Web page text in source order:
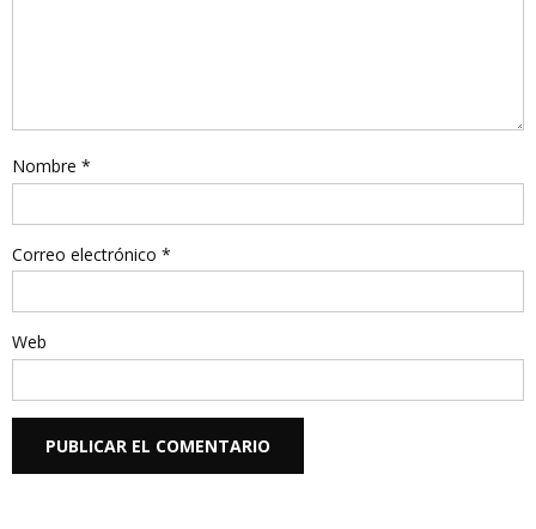
Nombre *
Correo electrónico *
Web